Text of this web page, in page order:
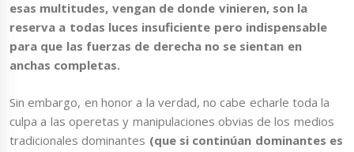
esas multitudes, vengan de donde vinieren, son la
reserva a todas luces insuficiente pero indispensable
para que las fuerzas de derecha no se sientan en
anchas completas.
Sin embargo, en honor a la verdad, no cabe echarle toda la
culpa a las operetas y manipulaciones obvias de los medios
tradicionales dominantes (que si continúan dominantes es